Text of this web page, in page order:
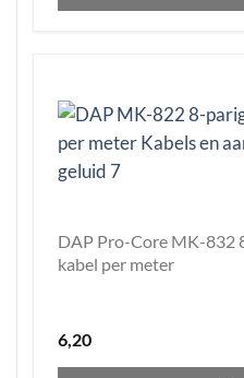
DAP Pro-Core MK-832
kabel per meter
6,20